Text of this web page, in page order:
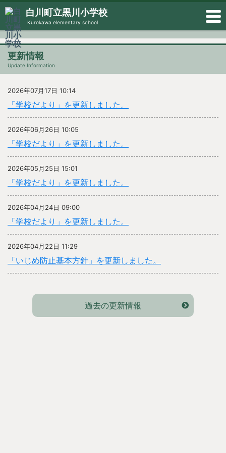
白川町立黒川小学校
Kurokawa elementary school
更新情報
Update Information
2026年07月17日 10:14
「学校だより」を更新しました。
2026年06月26日 10:05
「学校だより」を更新しました。
2026年05月25日 15:01
「学校だより」を更新しました。
2026年04月24日 09:00
「学校だより」を更新しました。
2026年04月22日 11:29
「いじめ防止基本方針」を更新しました。
過去の更新情報